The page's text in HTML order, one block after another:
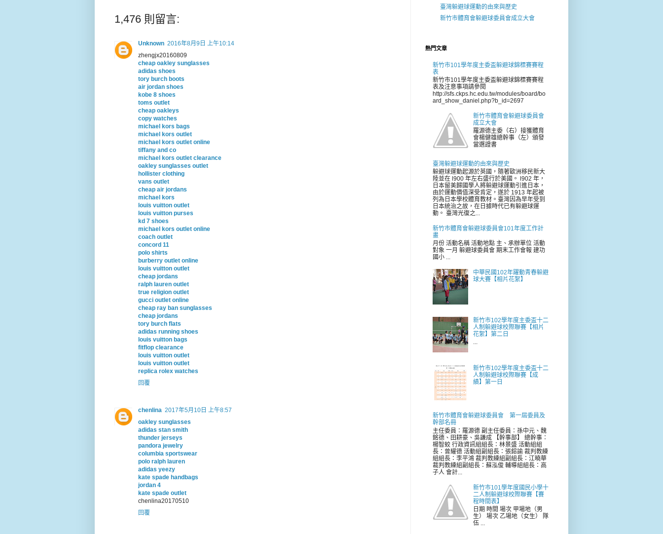
1,476 則留言:
Unknown 2016年8月9日 上午10:14
zhengjx20160809
cheap oakley sunglasses
adidas shoes
tory burch boots
air jordan shoes
kobe 8 shoes
toms outlet
cheap oakleys
copy watches
michael kors bags
michael kors outlet
michael kors outlet online
tiffany and co
michael kors outlet clearance
oakley sunglasses outlet
hollister clothing
vans outlet
cheap air jordans
michael kors
louis vuitton outlet
louis vuitton purses
kd 7 shoes
michael kors outlet online
coach outlet
concord 11
polo shirts
burberry outlet online
louis vuitton outlet
cheap jordans
ralph lauren outlet
true religion outlet
gucci outlet online
cheap ray ban sunglasses
cheap jordans
tory burch flats
adidas running shoes
louis vuitton bags
fitflop clearance
louis vuitton outlet
louis vuitton outlet
replica rolex watches
回覆
chenlina 2017年5月10日 上午8:57
oakley sunglasses
adidas stan smith
thunder jerseys
pandora jewelry
columbia sportswear
polo ralph lauren
adidas yeezy
kate spade handbags
jordan 4
kate spade outlet
chenlina20170510
回覆
臺灣躲避球運動的由來與歷史
新竹市體育會躲避球委員會成立大會
熱門文章
新竹市101學年度主委盃躲避球錦標賽賽程
表
新竹市101學年度主委盃躲避球錦標賽賽程
表及注意事項請參閱
http://sfs.ckps.hc.edu.tw/modules/board/bo
ard_show_daniel.php?b_id=2697
新竹市體育會躲避球委員會
成立大會
羅源德主委（右）接獲體育
會楊健雄總幹事（左）頒發
當選證書
臺灣躲避球運動的由來與歷史
躲避球運動起源於英國，隨著歐洲移民新大
陸並在 l900 年左右盛行於美國。 l902 年，
日本留美歸國學人將躲避球運動引進日本，
由於運動價值深受肯定，遂於 1913 年起被
列為日本學校體育教材。臺灣因為早年受到
日本統治之故，在日據時代已有躲避球運
動。 臺灣光復之...
新竹市體育會躲避球委員會101年度工作計
畫
月份 活動名稱 活動地點 主、承辦單位 活動
對象 一月 躲避球委員會 期末工作會報 建功
國小 ...
中華民國102年躍動青春躲避
球大賽【相片花絮】
新竹市102學年度主委盃十二
人制躲避球校際聯賽【相片
花絮】第二日
...
新竹市102學年度主委盃十二
人制躲避球校際聯賽【成
績】第一日
新竹市體育會躲避球委員會 第一屆委員及
幹部名冊
主任委員：羅源德 副主任委員：孫中元、魏
銘德、田耕豪、吳謙成 【幹事部】 總幹事：
楊智蛟 行政資訊組組長：林景盛 活動組組
長：曾耀德 活動組副組長：張鎔諭 裁判教練
組組長：李平鴻 裁判教練組副組長：江曉華
裁判教練組副組長：蘇泓俊 輔導組組長：高
子人 會計...
新竹市101學年度國民小學十
二人制躲避球校際聯賽【賽
程時間表】
日期 時間 場次 甲場地（男
生） 場次 乙場地（女生） 隊
伍 ...